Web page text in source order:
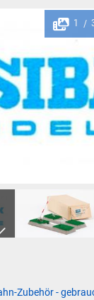
und
1 /
Zubehör -